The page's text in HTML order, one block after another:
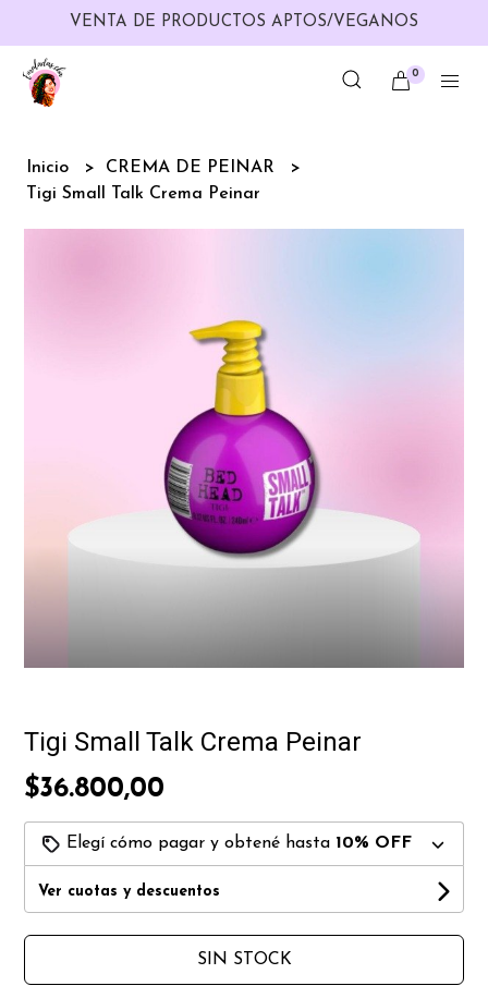
VENTA DE PRODUCTOS APTOS/VEGANOS
0
Inicio
CREMA DE PEINAR
Tigi Small Talk Crema Peinar
Tigi Small Talk Crema Peinar
$36.800,00
Elegí cómo pagar y obtené hasta 10% OFF
Ver cuotas y descuentos
SIN STOCK